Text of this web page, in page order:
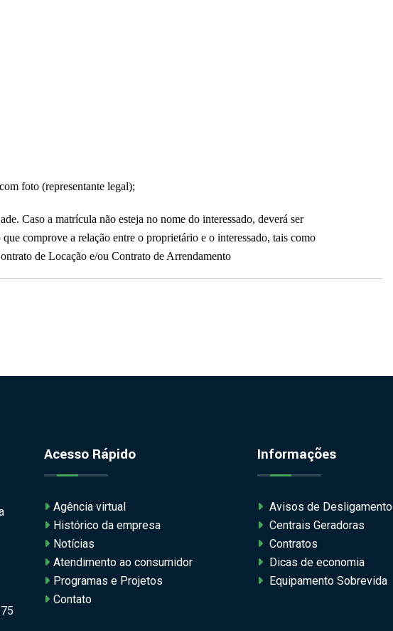
foto (representante legal);
Caso a matrícula não esteja no nome do interessado, deverá ser
comprove a relação entre o proprietário e o interessado, tais como
de Locação e/ou Contrato de Arrendamento
Acesso Rápido
Agência virtual
Histórico da empresa
Notícias
Atendimento ao consumidor
Programas e Projetos
Contato
Informações
Avisos de Desligamento
Centrais Geradoras
Contratos
Dicas de economia
Equipamento Sobrevida